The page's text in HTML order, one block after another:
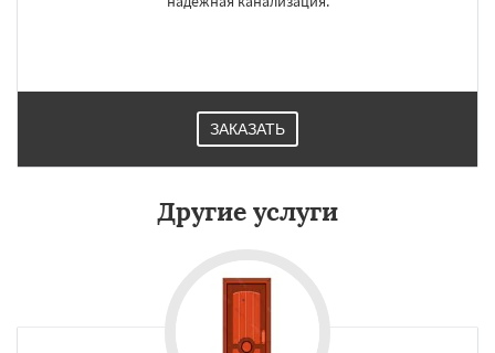
ЗАКАЗАТЬ
Другие услуги